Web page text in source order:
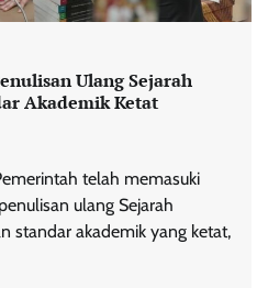
Ulang Sejarah
Akademik Ketat
telah memasuki
ulang Sejarah
standar akademik yang ketat,